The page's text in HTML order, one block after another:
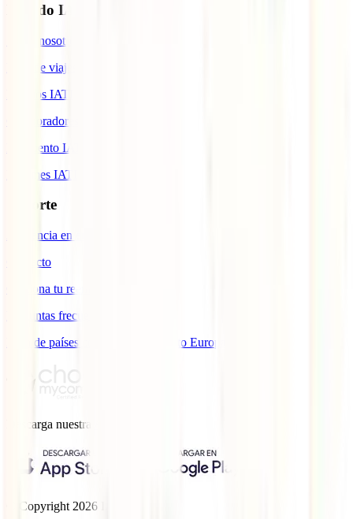
Mundo IATI
Sobre nosotros
Blog de viajes
Premios IATI
Colaboradores IATI
Descuento IATI
Informes IATI
Soporte
Asistencia en emergencias
Contacto
Gestiona tu reembolso
Preguntas frecuentes
Lista de países con cobertura ámbito Europa
Descarga nuestra
© Copyright 2026